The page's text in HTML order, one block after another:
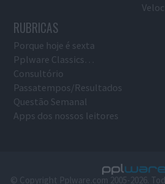
RUBRICAS
Porque hoje é sexta
Pplware Classics…
Consultório
Passatempos/Resultados
Questão Semanal
Apps dos nossos leitores
© Copyright Pplware.com 2005-2026.